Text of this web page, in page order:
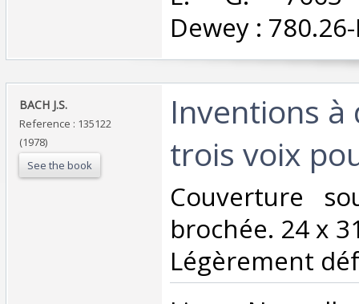
Dewey :
‎BACH J.S. ‎
Reference : 135122
(1978)
See the book
‎Inventions à
trois voix
‎Couverture
brochée. 24 x
Légèrement